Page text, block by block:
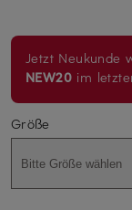
Jetzt Neukunde
NEW20 im
Größe
Bitte Größe wählen